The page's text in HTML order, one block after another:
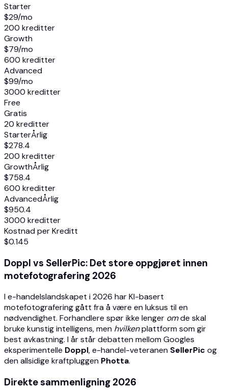
Starter
$29/mo
200 kreditter
Growth
$79/mo
600 kreditter
Advanced
$99/mo
3000 kreditter
Free
Gratis
20 kreditter
StarterÅrlig
$278.4
200 kreditter
GrowthÅrlig
$758.4
600 kreditter
AdvancedÅrlig
$950.4
3000 kreditter
Kostnad per Kreditt
$0.145
Doppl vs SellerPic: Det store oppgjøret innen
motefotografering 2026
I e-handelslandskapet i 2026 har KI-basert
motefotografering gått fra å være en luksus til en
nødvendighet. Forhandlere spør ikke lenger omde skal
bruke kunstig intelligens, men hvilkenplattform som gir
best avkastning. I år står debatten mellom Googles
eksperimentelle Doppl, e-handel-veteranen SellerPic og
den allsidige kraftpluggen Photta.
Direkte sammenligning 2026